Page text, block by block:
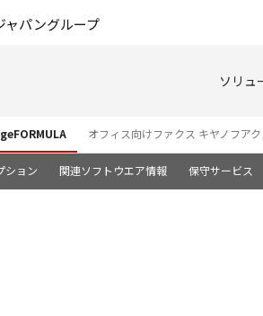
ャパングループ
ソリュ
オフィス向けファクス キヤノフアク
ション 関連ソフトウエア情報 保守サービス